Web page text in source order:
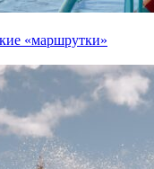
«маршрутки»